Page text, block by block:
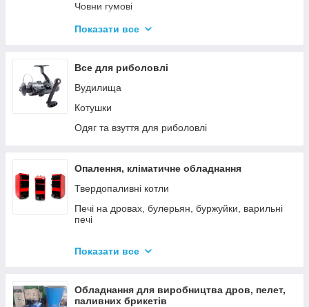
Човни гумові
Надувні байдарки
Тюбінг
Страхувальні жилети
Човники ΩMega
Лодки Grif boat
Показати все
Все для риболовлі
Вудилища
Котушки
Одяг та взуття для риболовлі
Опалення, кліматичне обладнання
Твердопаливні котли
Печі на дровах, булерьян, буржуйки, варильні
печі
Котли електричні
Показати все
Обладнання для виробництва дров, пелет,
паливних брикетів